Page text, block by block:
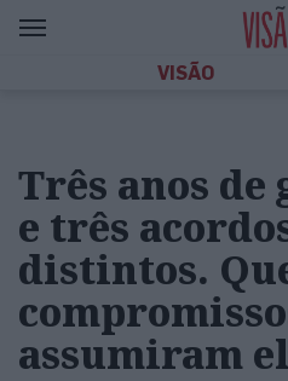
VISÃO
Três anos de
e três
distintos.
assumiram